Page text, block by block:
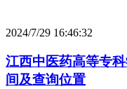
2024/7/29 16:46:32
江西中医药高等专
间及查询位置